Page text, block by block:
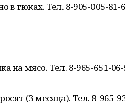
в тюках. Тел. 8-905-005-81-
на мясо. Тел. 8-965-651-06-
(3 месяца). Тел. 8-965-